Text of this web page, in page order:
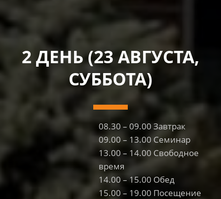
2 ДЕНЬ (23 АВГУСТА,
СУББОТА)
08.30 – 09.00 Завтрак
09.00 – 13.00 Семинар
13.00 – 14.00 Свободное
время
14.00 – 15.00 Обед
15.00 – 19.00 Посещение